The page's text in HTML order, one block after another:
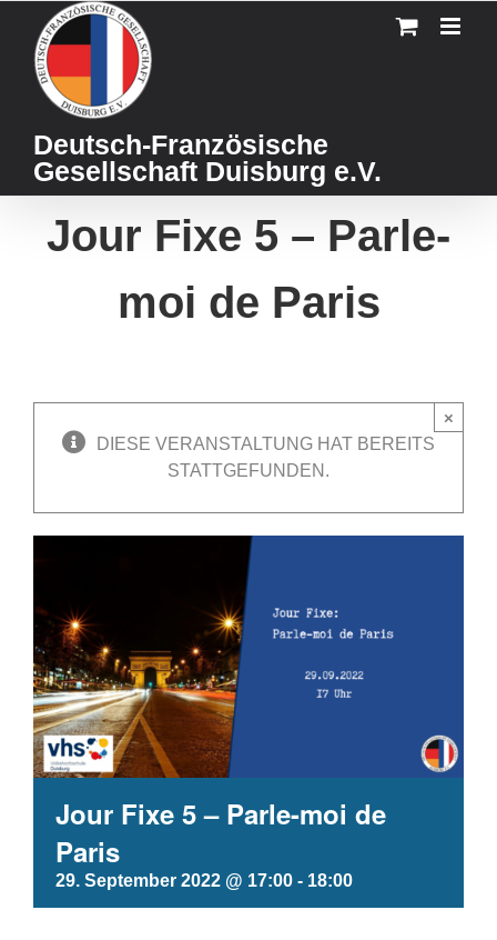
content
Deutsch-Französische
Gesellschaft Duisburg e.V.
Jour Fixe 5 – Parle-
moi de Paris
DIESE VERANSTALTUNG HAT BEREITS
STATTGEFUNDEN.
×
Jour Fixe 5 – Parle-moi de
Paris
29. September 2022 @ 17:00 - 18:00